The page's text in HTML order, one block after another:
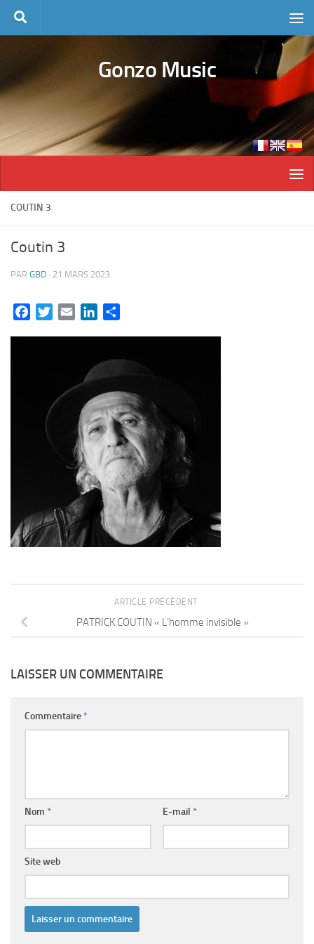
Skip to content
Gonzo Music
COUTIN 3
Coutin 3
PAR GBD · 21 MARS 2023
FacebookTwitterEmail LinkedIn
ARTICLE PRÉCÉDENT
PATRICK COUTIN « L’homme invisible »
LAISSER UN COMMENTAIRE
Commentaire*
Nom * E-mail *
Site web